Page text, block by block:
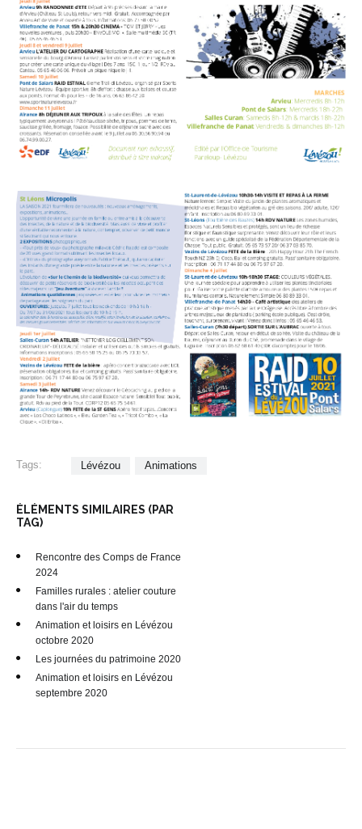
Tags: Lévézou Animations
ÉLÉMENTS SIMILAIRES (PAR
TAG)
Rencontre des Comps de France
2024
Familles rurales : atelier couture
dans l'air du temps
Animation et loisirs en Lévézou
octobre 2020
Les journées du patrimoine 2020
Animation et loisirs en Lévézou
septembre 2020